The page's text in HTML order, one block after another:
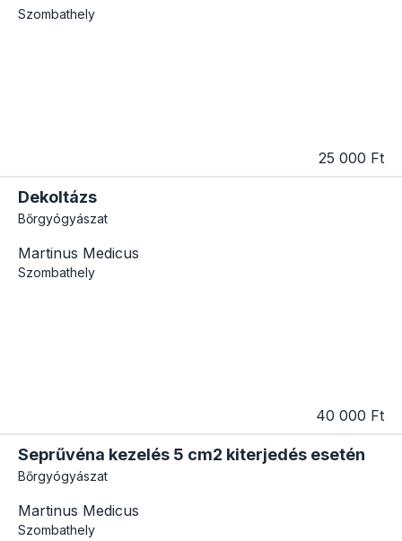
Szombathely
25 000 Ft
Dekoltázs
Bőrgyógyászat
Martinus Medicus
Szombathely
40 000 Ft
Seprűvéna kezelés 5 cm2 kiterjedés esetén
Bőrgyógyászat
Martinus Medicus
Szombathely